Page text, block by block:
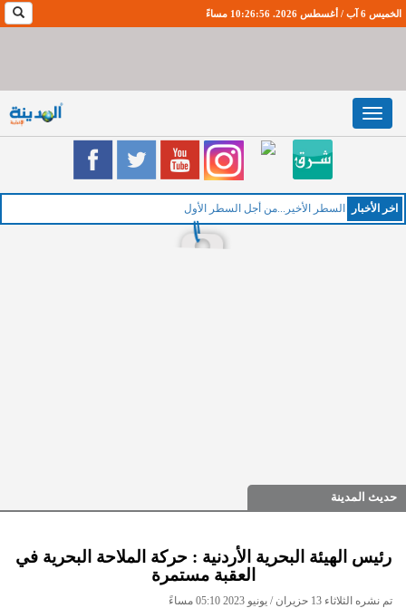
الخميس 6 آب / أغسطس 2026. 10:26:57 مساءً
Toggle
navigation
اخر اﻷخبار السطر الأخير...من أجل السطر الأول
حديث المدينة
رئيس الهيئة البحرية الأردنية : حركة الملاحة البحرية في
العقبة مستمرة
تم نشره الثلاثاء 13 حزيران / يونيو 2023 05:10 مساءً